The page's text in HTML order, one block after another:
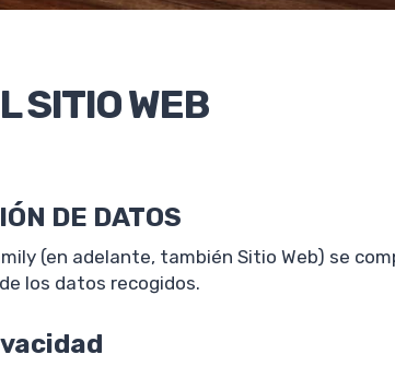
SITIO WEB
DE DATOS
(en adelante, también Sitio Web) se
los datos recogidos.